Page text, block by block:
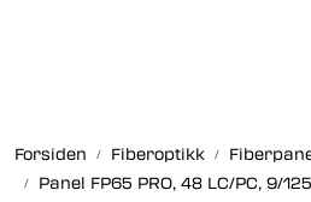
Forsiden Fiberoptikk
Panel FP65 PRO, 48 LC/PC, 9/
Strukturert kabling